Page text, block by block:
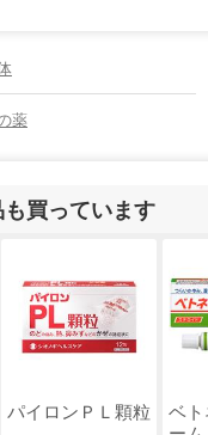
薬
買っています
パイロンＰＬ顆粒
ベ